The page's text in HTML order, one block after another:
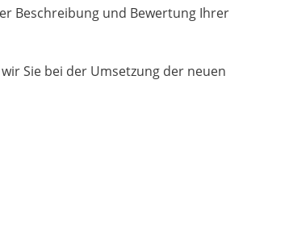
Beschreibung und Bewertung Ihrer
Sie bei der Umsetzung der neuen